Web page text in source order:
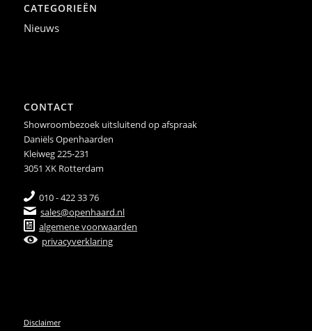
CATEGORIEËN
Nieuws
CONTACT
Showroombezoek uitsluitend op afspraak
Daniëls Openhaarden
Kleiweg 225-231
3051 XK Rotterdam
010 - 422 33 76
sales@openhaard.nl
algemene voorwaarden
privacyverklaring
Disclaimer